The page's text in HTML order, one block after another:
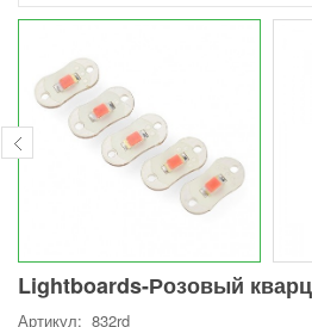
Lightboards-Розовый
Артикул: 832rd